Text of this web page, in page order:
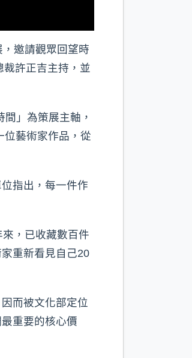
邀請觀眾回望時
許正吉主持，並
」為策展主軸，
位藝術家作品，從
指出，每一件作
，已收藏數百件
重新看見自己20
而被文化部定位
重要的核心價